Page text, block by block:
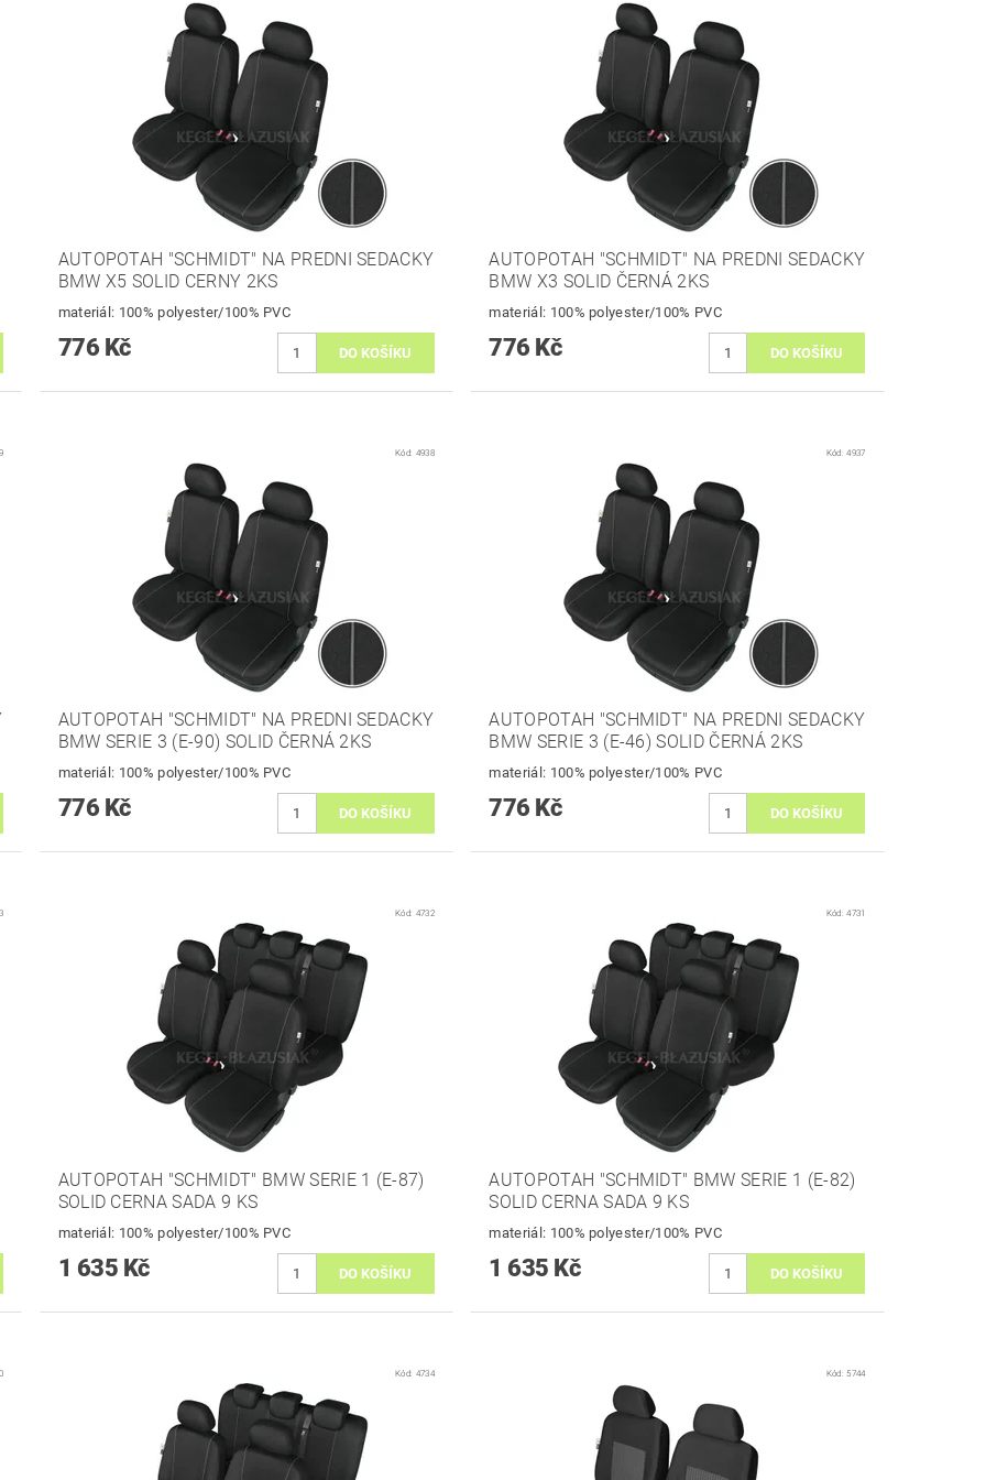
AUTOPOTAH "SCHMIDT" NA PREDNI SEDACKY
BMW X5 SOLID CERNY 2KS
materiál: 100% polyester/100% PVC
776 Kč
AUTOPOTAH "SCHMIDT" NA PREDNI SEDACKY
BMW X3 SOLID ČERNÁ 2KS
materiál: 100% polyester/100% PVC
776 Kč
Kód: 4938
AUTOPOTAH "SCHMIDT" NA PREDNI SEDACKY
BMW SERIE 3 (E-90) SOLID ČERNÁ 2KS
materiál: 100% polyester/100% PVC
776 Kč
Kód:4937
AUTOPOTAH "SCHMIDT" NA PREDNI SEDACKY
BMW SERIE 3 (E-46) SOLID ČERNÁ 2KS
materiál: 100% polyester/100% PVC
776 Kč
Kód: 4732
AUTOPOTAH "SCHMIDT" BMW SERIE 1 (E-87)
SOLID CERNA SADA 9 KS
materiál: 100% polyester/100% PVC
1 635 Kč
Kód:4731
AUTOPOTAH "SCHMIDT" BMW SERIE 1 (E-82)
SOLID CERNA SADA 9 KS
materiál: 100% polyester/100% PVC
1 635 Kč
Kód: 4734 Kód:5744